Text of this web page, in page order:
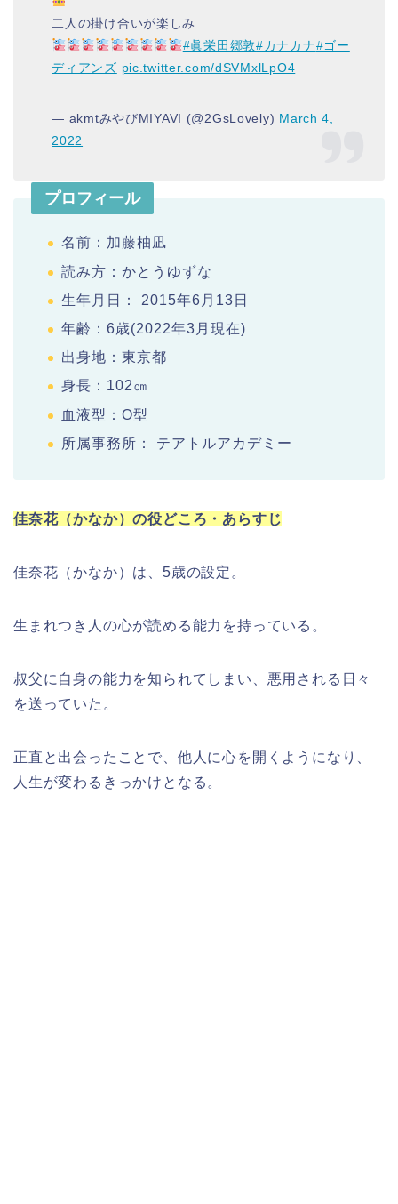
二人の掛け合いが楽しみ
#眞栄田郷敦#カナカナ#ゴー
ディアンズ pic.twitter.com/dSVMxlLpO4
— akmtみやびMIYAVI (@2GsLovely) March 4,
2022
プロフィール
名前：加藤柚凪
読み方：かとうゆずな
生年月日： 2015年6月13日
年齢：6歳(2022年3月現在)
出身地：東京都
身長：102㎝
血液型：O型
所属事務所： テアトルアカデミー
佳奈花（かなか）の役どころ・あらすじ
佳奈花（かなか）は、5歳の設定。
生まれつき人の心が読める能力を持っている。
叔父に自身の能力を知られてしまい、悪用される日々
を送っていた。
正直と出会ったことで、他人に心を開くようになり、
人生が変わるきっかけとなる。